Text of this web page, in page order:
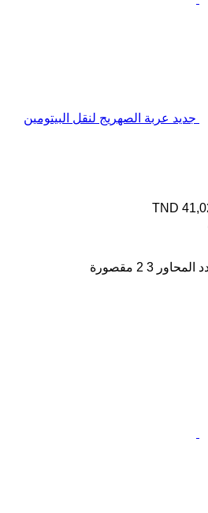
جديد عربة الصهريج لنقل البيتومين
TND
المحاور 3 2 مقصورة